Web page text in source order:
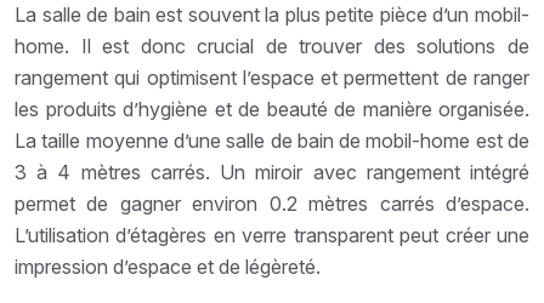
La salle de bain est souvent la plus petite pièce d’un mobil-
home. Il est donc crucial de trouver des solutions de
rangement qui optimisent l’espace et permettent de ranger
les produits d’hygiène et de beauté de manière organisée.
La taille moyenne d’une salle de bain de mobil-home est de
3 à 4 mètres carrés. Un miroir avec rangement intégré
permet de gagner environ 0.2 mètres carrés d’espace.
L’utilisation d’étagères en verre transparent peut créer une
impression d’espace et de légèreté.